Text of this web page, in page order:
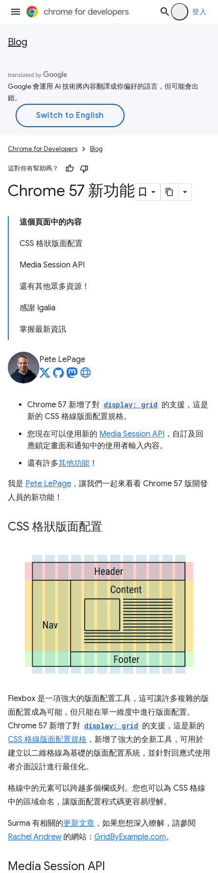
登入
Blog
Google 會運用 AI 技術將內容翻譯成你偏好的語言，但可能會出
錯。
Chrome for Developers Blog
這對你有幫助嗎？
Chrome 57 新功能
這個頁面中的內容
CSS 格狀版面配置
Media Session API
還有其他眾多資源！
感謝 Igalia
掌握最新資訊
Pete LePage
Chrome 57 新增了對 display: grid 的支援，這是
新的 CSS 格線版面配置規格。
您現在可以使用新的 Media Session API ，自訂及回
應鎖定畫面和通知中的使用者輸入內容。
還有許多其他功能 ！
我是 Pete LePage ，讓我們一起來看看 Chrome 57 版開發
人員的新功能！
CSS 格狀版面配置
Flexbox 是一項強大的版面配置工具，這可讓許多複雜的版
面配置成為可能，但只能在單一維度中進行版面配置。
Chrome 57 新增了對 display: grid 的支援，這是新的
CSS 格線版面配置規格 ，新增了強大的全新工具，可用於
建立以二維格線為基礎的版面配置系統，並針對回應式使用
者介面設計進行最佳化。
格線中的元素可以跨越多個欄或列。您也可以為 CSS 格線
中的區域命名，讓版面配置程式碼更容易理解。
Surma 有相關的更新文章 ，如果您想深入瞭解，請參閱
Rachel Andrew的網站： GridByExample.com。
Media Session API